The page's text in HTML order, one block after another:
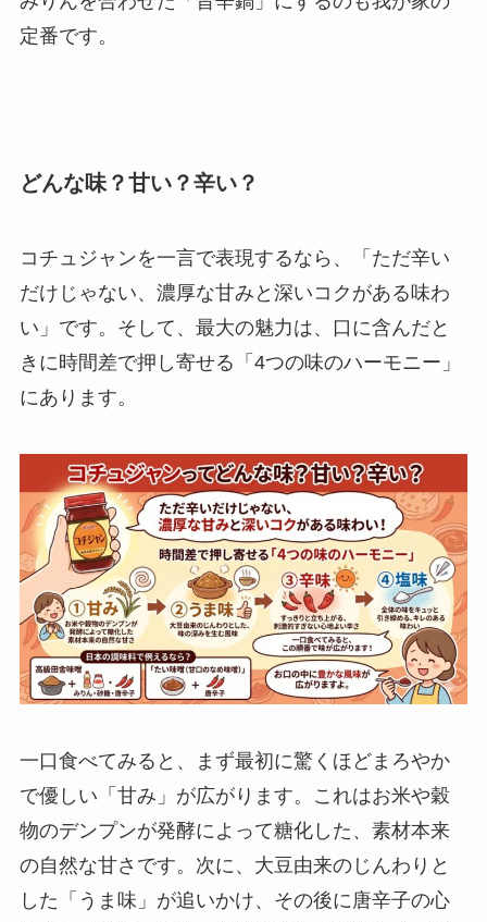
定番です。
どんな味？甘い？辛い？
コチュジャンを一言で表現するなら、「ただ辛い
だけじゃない、濃厚な甘みと深いコクがある味わ
い」です。そして、最大の魅力は、口に含んだと
きに時間差で押し寄せる「4つの味のハーモニー」
にあります。
一口食べてみると、まず最初に驚くほどまろやか
で優しい「甘み」が広がります。これはお米や穀
物のデンプンが発酵によって糖化した、素材本来
の自然な甘さです。次に、大豆由来のじんわりと
した「うま味」が追いかけ、その後に唐辛子の心